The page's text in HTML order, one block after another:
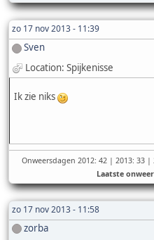
zo 17 nov 2013 - 11:39
Sven
Location: Spijkenisse
Ik zie niks
Onweersdagen 2012: 42 | 2013: 33
Laatste onweer
zo 17 nov 2013 - 11:58
zorba